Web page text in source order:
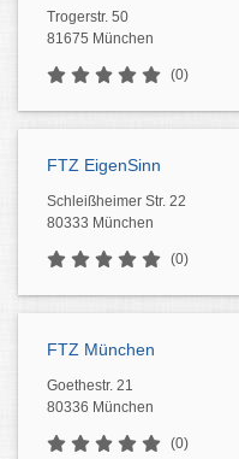
Trogerstr. 50
81675 München
(0)
FTZ EigenSinn
Schleißheimer Str. 22
80333 München
(0)
FTZ München
Goethestr. 21
80336 München
(0)